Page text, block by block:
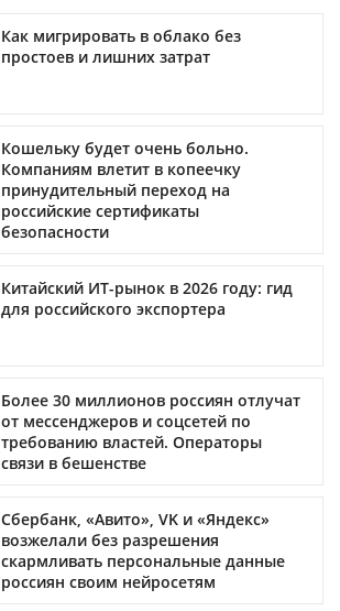
Как мигрировать в облако без
простоев и лишних затрат
Кошельку будет очень больно.
Компаниям влетит в копеечку
принудительный переход на
российские сертификаты
безопасности
Китайский ИТ-рынок в 2026 году: гид
для российского экспортера
Более 30 миллионов россиян отлучат
от мессенджеров и соцсетей по
требованию властей. Операторы
связи в бешенстве
Сбербанк, «Авито», VK и «Яндекс»
возжелали без разрешения
скармливать персональные данные
россиян своим нейросетям